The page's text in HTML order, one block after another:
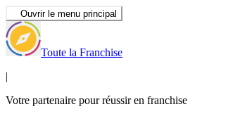
Ouvrir le menu principal
Toute la Franchise
|
Votre partenaire pour réussir en franchise